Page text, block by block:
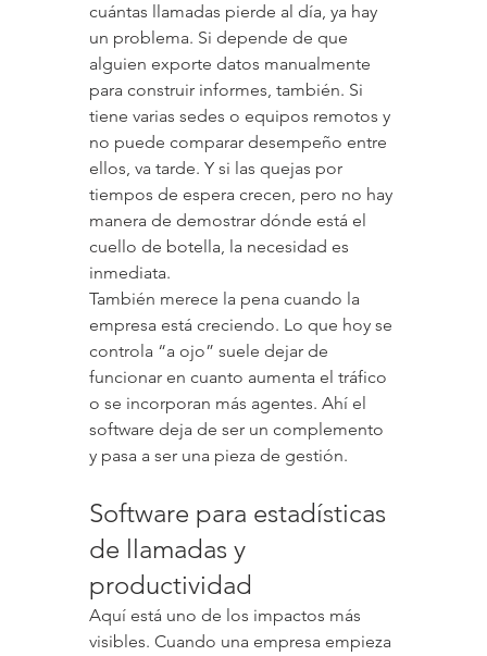
cuántas llamadas pierde al día, ya hay
un problema. Si depende de que
alguien exporte datos manualmente
para construir informes, también. Si
tiene varias sedes o equipos remotos y
no puede comparar desempeño entre
ellos, va tarde. Y si las quejas por
tiempos de espera crecen, pero no hay
manera de demostrar dónde está el
cuello de botella, la necesidad es
inmediata.
También merece la pena cuando la
empresa está creciendo. Lo que hoy se
controla “a ojo” suele dejar de
funcionar en cuanto aumenta el tráfico
o se incorporan más agentes. Ahí el
software deja de ser un complemento
y pasa a ser una pieza de gestión.
Software para estadísticas
de llamadas y
productividad
Aquí está uno de los impactos más
visibles. Cuando una empresa empieza